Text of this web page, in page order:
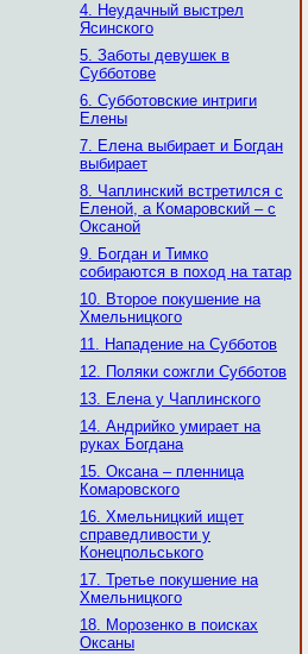
4. Неудачный выстрел
Ясинского
5. Заботы девушек в
Субботове
6. Субботовские интриги
Елены
7. Елена выбирает и Богдан
выбирает
8. Чаплинский встретился с
Еленой, а Комаровский – с
Оксаной
9. Богдан и Тимко
собираются в поход на татар
10. Второе покушение на
Хмельницкого
11. Нападение на Субботов
12. Поляки сожгли Субботов
13. Елена у Чаплинского
14. Андрийко умирает на
руках Богдана
15. Оксана – пленница
Комаровского
16. Хмельницкий ищет
справедливости у
Конецпольського
17. Третье покушение на
Хмельницкого
18. Морозенко в поисках
Оксаны